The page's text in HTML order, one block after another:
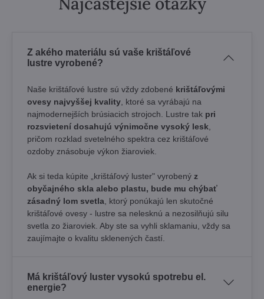
Z akého materiálu sú vaše krištáľové
lustre vyrobené?
Naše krištáľové lustre sú vždy zdobené krištáľovými
ovesy najvyššej kvality, ktoré sa vyrábajú na
najmodernejších brúsiacich strojoch. Lustre tak pri
rozsvietení dosahujú výnimočne vysoký lesk,
pričom rozklad svetelného spektra cez krištáľové
ozdoby znásobuje výkon žiaroviek.
Ak si teda kúpite „krištáľový luster" vyrobený z
obyčajného skla alebo plastu, bude mu chýbať
zásadný lom svetla, ktorý ponúkajú len skutočné
krištáľové ovesy - lustre sa nelesknú a nezosilňujú silu
svetla zo žiaroviek. Aby ste sa vyhli sklamaniu, vždy sa
zaujímajte o kvalitu sklenených častí.
Má krištáľový luster vysokú spotrebu el.
energie?